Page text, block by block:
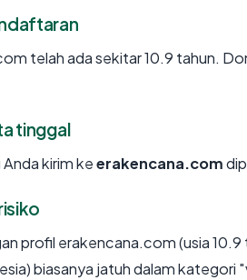
telah ada sekitar 10.9 tahun.
tinggal
kirim keerakencana.com
profil erakencana.com (usia
biasanya jatuh dalam kategori